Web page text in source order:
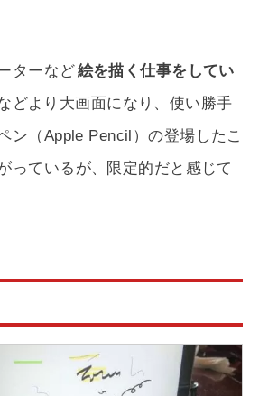
ターなど絵を描く仕事をしてい
どより大画面になり、使い勝手
ン（Apple Pencil）の登場したこ
っているが、限定的だと感じて